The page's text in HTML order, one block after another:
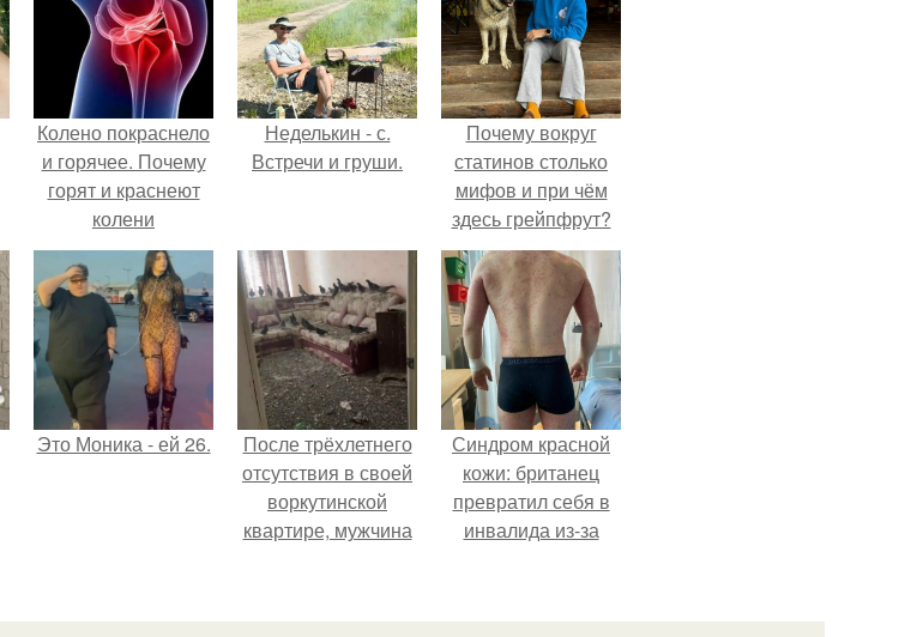
Колено покраснело
и горячее. Почему
горят и краснеют
колени
Неделькин - с.
Встречи и груши.
Почему вокруг
статинов столько
мифов и при чём
здесь грейпфрут?
Это Моника - ей 26.
После трёхлетнего
отсутствия в своей
воркутинской
квартире, мужчина
жилище стало
Синдром красной
кожи: британец
превратил себя в
инвалида из-за
мази.